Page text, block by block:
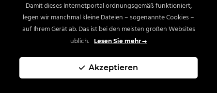
MAI 4, 2020
Copyright © 1998-2025 - CREA Fassaden- und Glasbausysteme AG.
Damit dieses Internetportal ordnungsgemäß funktioniert,
legen wir manchmal kleine Dateien – sogenannte Cookies –
auf Ihrem Gerät ab. Das ist bei den meisten großen Websites
üblich.
Lesen Sie mehr
Akzeptieren